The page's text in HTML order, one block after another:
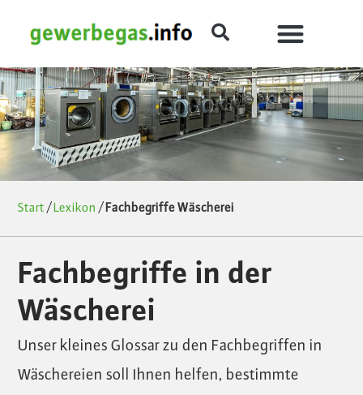
Start / Lexikon / Fachbegriffe Wäscherei
Fachbegriffe in der
Wäscherei
Unser kleines Glossar zu den Fachbegriffen in
Wäschereien soll Ihnen helfen, bestimmte